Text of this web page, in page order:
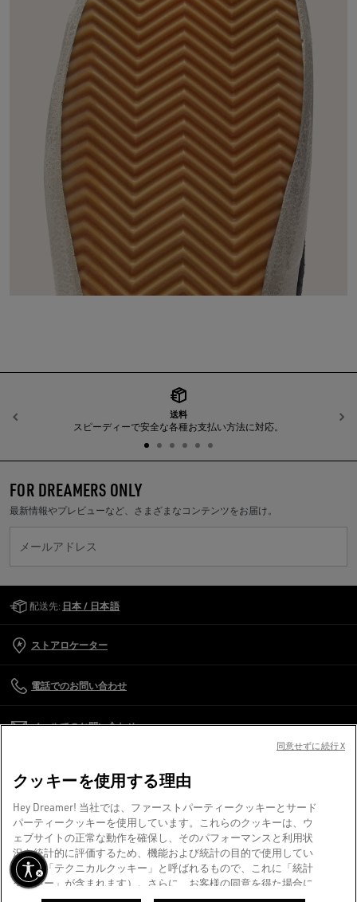
る
送料
スピーディーで安全な各種お支払い方法に対応。
前へ
FOR DREAMERS ONLY
最新情報やプレビューなど、さまざまなコンテンツをお届け。
メールアドレス
配送先: 日本 / 日本語
ストアロケーター
電話でのお問い合わせ
メールでのお問い合わせ
企業情報
利用規約
お問い合わせ
クッキーを使用する理由
Hey Dreamer! 当社では、ファーストパーティークッキーとサード
パーティークッキーを使用しています。これらのクッキーは、ウ
ェブサイトの正常な動作を確保し、そのパフォーマンスと利用状
況を統計的に評価するため、機能および統計の目的で使用してい
ます（「テクニカルクッキー」と呼ばれるもので、これに「統計
クッキー」が含まれます）。さらに、お客様の同意を得た場合に
限り、マーケティングおよびプロファイリングの目的でもクッキ
同意せずに続行 X